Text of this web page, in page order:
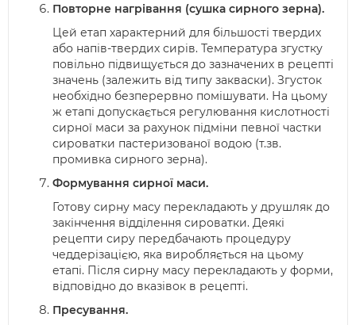
Повторне нагрівання (сушка сирного зерна).
Цей етап характерний для більшості твердих
або напів-твердих сирів. Температура згустку
повільно підвищується до зазначених в рецепті
значень (залежить від типу закваски). Згусток
необхідно безперервно помішувати. На цьому
ж етапі допускається регулювання кислотності
сирної маси за рахунок підміни певної частки
сироватки пастеризованої водою (т.зв.
промивка сирного зерна).
Формування сирної маси.
Готову сирну масу перекладають у друшляк до
закінчення відділення сироватки. Деякі
рецепти сиру передбачають процедуру
чеддерізацією, яка виробляється на цьому
етапі. Після сирну масу перекладають у форми,
відповідно до вказівок в рецепті.
Пресування.